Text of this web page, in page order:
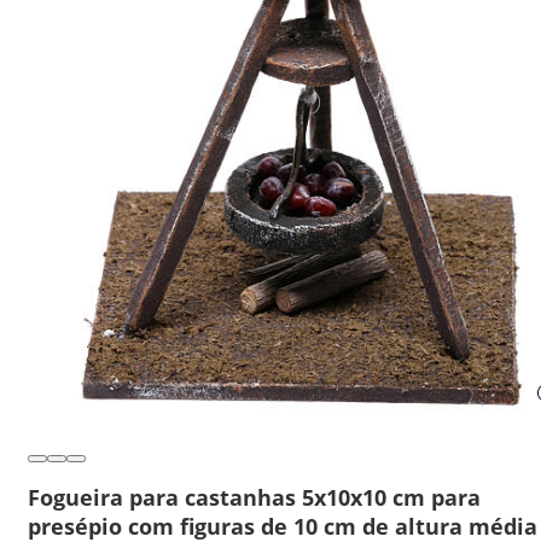
Fogueira para castanhas 5x10x10 cm para
presépio com figuras de 10 cm de altura média